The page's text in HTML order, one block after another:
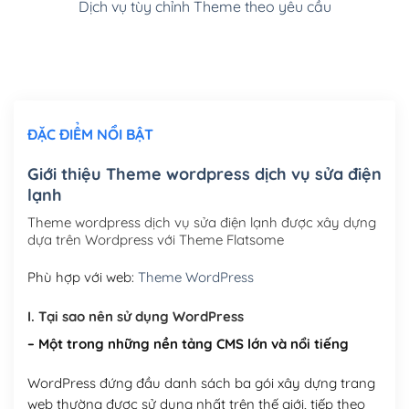
Cài đặt SMTP Mail cho site Wordpress(+100,000₫)
Mua thêm Host + Tên miền
Tên miền quốc tế .com .net .org (1 năm)
(+300,000₫)
Hosting 2GB SSD (1 năm)(+450,000₫)
Hosting 3GB SSD (1 năm)(+550,000₫)
Hosting 5GB SSD (1 năm)
Hosting 8GB SSD (1 năm) (+950,000₫)
Dịch vụ tùy chỉnh Theme theo yêu cầu
ĐẶC ĐIỂM NỔI BẬT
Giới thiệu Theme wordpress dịch vụ sửa điện
lạnh
Theme wordpress dịch vụ sửa điện lạnh được xây dựng
dựa trên Wordpress với Theme Flatsome
Phù hợp với web: Theme WordPress
I. Tại sao nên sử dụng WordPress
– Một trong những nền tảng CMS lớn và nổi tiếng
WordPress đứng đầu danh sách ba gói xây dựng trang
web thường được sử dụng nhất trên thế giới, tiếp theo